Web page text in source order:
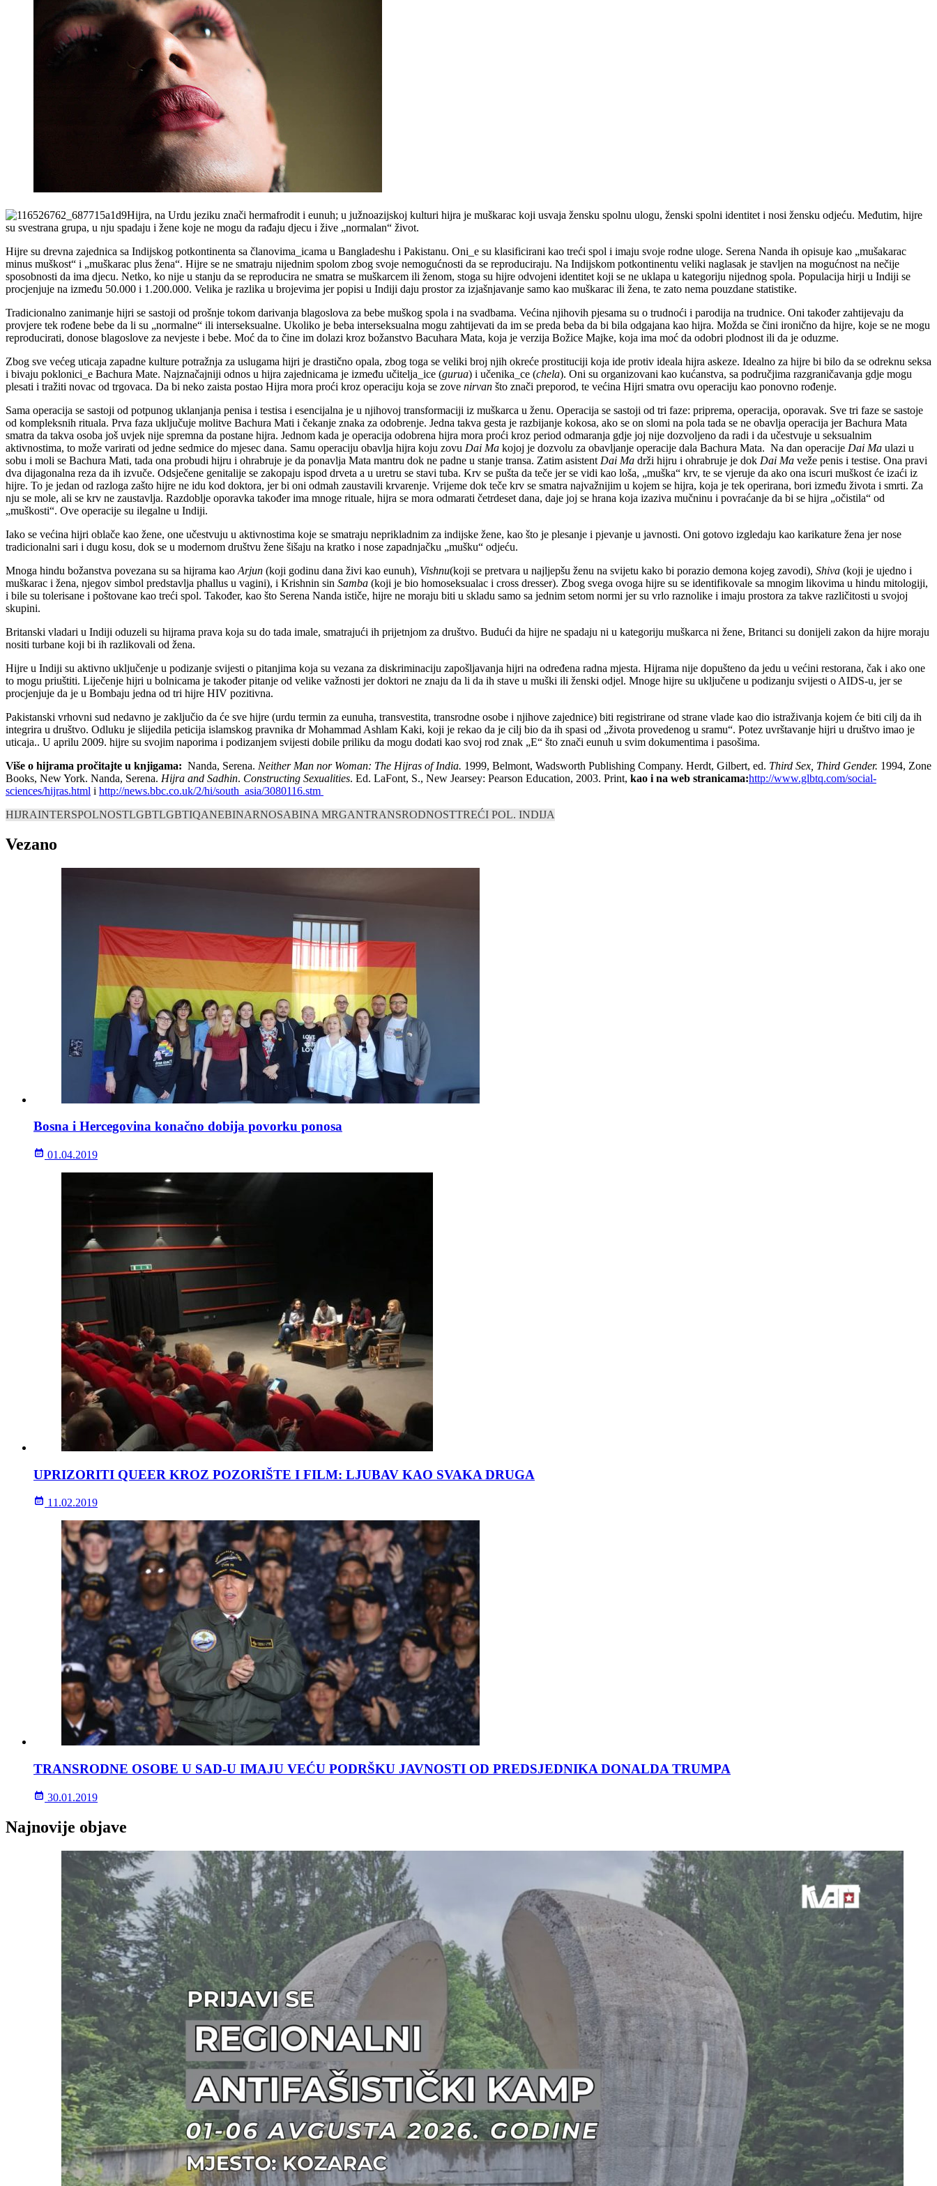
Hijra, na Urdu jeziku znači hermafrodit i eunuh; u južnoazijskoj kulturi hijra je muškarac koji usvaja žensku spolnu ulogu, ženski spolni identitet i nosi žensku odjeću. Međutim, hijre
su svestrana grupa, u nju spadaju i žene koje ne mogu da rađaju djecu i žive „normalan“ život.
Hijre su drevna zajednica sa Indijskog potkontinenta sa članovima_icama u Bangladeshu i Pakistanu. Oni_e su klasificirani kao treći spol i imaju svoje rodne uloge. Serena Nanda ih opisuje kao „mušakarac
minus muškost“ i „muškarac plus žena“. Hijre se ne smatraju nijednim spolom zbog svoje nemogućnosti da se reproduciraju. Na Indijskom potkontinentu veliki naglasak je stavljen na mogućnost na nečije
sposobnosti da ima djecu. Netko, ko nije u stanju da se reproducira ne smatra se muškarcem ili ženom, stoga su hijre odvojeni identitet koji se ne uklapa u kategoriju nijednog spola. Populacija hirji u Indiji se
procjenjuje na između 50.000 i 1.200.000. Velika je razlika u brojevima jer popisi u Indiji daju prostor za izjašnjavanje samo kao muškarac ili žena, te zato nema pouzdane statistike.
Tradicionalno zanimanje hijri se sastoji od prošnje tokom darivanja blagoslova za bebe muškog spola i na svadbama. Većina njihovih pjesama su o trudnoći i parodija na trudnice. Oni također zahtijevaju da
provjere tek rođene bebe da li su „normalne“ ili interseksualne. Ukoliko je beba interseksualna mogu zahtijevati da im se preda beba da bi bila odgajana kao hijra. Možda se čini ironično da hijre, koje se ne mogu
reproducirati, donose blagoslove za nevjeste i bebe. Moć da to čine im dolazi kroz božanstvo Bacuhara Mata, koja je verzija Božice Majke, koja ima moć da odobri plodnost ili da je oduzme.
Zbog sve većeg uticaja zapadne kulture potražnja za uslugama hijri je drastično opala, zbog toga se veliki broj njih okreće prostituciji koja ide protiv ideala hijra askeze. Idealno za hijre bi bilo da se odreknu seksa
i bivaju poklonici_e Bachura Mate. Najznačajniji odnos u hijra zajednicama je između učitelja_ice (gurua) i učenika_ce (chela). Oni su organizovani kao kućanstva, sa područjima razgraničavanja gdje mogu
plesati i tražiti novac od trgovaca. Da bi neko zaista postao Hijra mora proći kroz operaciju koja se zove nirvan što znači preporod, te većina Hijri smatra ovu operaciju kao ponovno rođenje.
Sama operacija se sastoji od potpunog uklanjanja penisa i testisa i esencijalna je u njihovoj transformaciji iz muškarca u ženu. Operacija se sastoji od tri faze: priprema, operacija, oporavak. Sve tri faze se sastoje
od kompleksnih rituala. Prva faza uključuje molitve Bachura Mati i čekanje znaka za odobrenje. Jedna takva gesta je razbijanje kokosa, ako se on slomi na pola tada se ne obavlja operacija jer Bachura Mata
smatra da takva osoba još uvjek nije spremna da postane hijra. Jednom kada je operacija odobrena hijra mora proći kroz period odmaranja gdje joj nije dozvoljeno da radi i da učestvuje u seksualnim
aktivnostima, to može varirati od jedne sedmice do mjesec dana. Samu operaciju obavlja hijra koju zovu Dai Ma kojoj je dozvolu za obavljanje operacije dala Bachura Mata. Na dan operacije Dai Ma ulazi u
sobu i moli se Bachura Mati, tada ona probudi hijru i ohrabruje je da ponavlja Mata mantru dok ne padne u stanje transa. Zatim asistent Dai Ma drži hijru i ohrabruje je dok Dai Ma veže penis i testise. Ona pravi
dva dijagonalna reza da ih izvuče. Odsječene genitalije se zakopaju ispod drveta a u uretru se stavi tuba. Krv se pušta da teče jer se vidi kao loša, „muška“ krv, te se vjeruje da ako ona iscuri muškost će izaći iz
hijre. To je jedan od razloga zašto hijre ne idu kod doktora, jer bi oni odmah zaustavili krvarenje. Vrijeme dok teče krv se smatra najvažnijim u kojem se hijra, koja je tek operirana, bori između života i smrti. Za
nju se mole, ali se krv ne zaustavlja. Razdoblje oporavka također ima mnoge rituale, hijra se mora odmarati četrdeset dana, daje joj se hrana koja izaziva mučninu i povraćanje da bi se hijra „očistila“ od
„muškosti“. Ove operacije su ilegalne u Indiji.
Iako se većina hijri oblače kao žene, one učestvuju u aktivnostima koje se smatraju neprikladnim za indijske žene, kao što je plesanje i pjevanje u javnosti. Oni gotovo izgledaju kao karikature žena jer nose
tradicionalni sari i dugu kosu, dok se u modernom društvu žene šišaju na kratko i nose zapadnjačku „mušku“ odjeću.
Mnoga hindu božanstva povezana su sa hijrama kao Arjun (koji godinu dana živi kao eunuh), Vishnu(koji se pretvara u najljepšu ženu na svijetu kako bi porazio demona kojeg zavodi), Shiva (koji je ujedno i
muškarac i žena, njegov simbol predstavlja phallus u vagini), i Krishnin sin Samba (koji je bio homoseksualac i cross dresser). Zbog svega ovoga hijre su se identifikovale sa mnogim likovima u hindu mitologiji,
i bile su tolerisane i poštovane kao treći spol. Također, kao što Serena Nanda ističe, hijre ne moraju biti u skladu samo sa jednim setom normi jer su vrlo raznolike i imaju prostora za takve različitosti u svojoj
skupini.
Britanski vladari u Indiji oduzeli su hijrama prava koja su do tada imale, smatrajući ih prijetnjom za društvo. Budući da hijre ne spadaju ni u kategoriju muškarca ni žene, Britanci su donijeli zakon da hijre moraju
nositi turbane koji bi ih razlikovali od žena.
Hijre u Indiji su aktivno uključenje u podizanje svijesti o pitanjima koja su vezana za diskriminaciju zapošljavanja hijri na određena radna mjesta. Hijrama nije dopušteno da jedu u većini restorana, čak i ako one
to mogu priuštiti. Liječenje hijri u bolnicama je također pitanje od velike važnosti jer doktori ne znaju da li da ih stave u muški ili ženski odjel. Mnoge hijre su uključene u podizanju svijesti o AIDS-u, jer se
procjenjuje da je u Bombaju jedna od tri hijre HIV pozitivna.
Pakistanski vrhovni sud nedavno je zaključio da će sve hijre (urdu termin za eunuha, transvestita, transrodne osobe i njihove zajednice) biti registrirane od strane vlade kao dio istraživanja kojem će biti cilj da ih
integrira u društvo. Odluku je slijedila peticija islamskog pravnika dr Mohammad Ashlam Kaki, koji je rekao da je cilj bio da ih spasi od „života provedenog u sramu“. Potez uvrštavanje hijri u društvo imao je
uticaja.. U aprilu 2009. hijre su svojim naporima i podizanjem svijesti dobile priliku da mogu dodati kao svoj rod znak „E“ što znači eunuh u svim dokumentima i pasošima.
Više o hijrama pročitajte u knjigama: Nanda, Serena. Neither Man nor Woman: The Hijras of India. 1999, Belmont, Wadsworth Publishing Company. Herdt, Gilbert, ed. Third Sex, Third Gender. 1994, Zone
Books, New York. Nanda, Serena. Hijra and Sadhin. Constructing Sexualities. Ed. LaFont, S., New Jearsey: Pearson Education, 2003. Print, kao i na web stranicama:http://www.glbtq.com/social-
sciences/hijras.html i http://news.bbc.co.uk/2/hi/south_asia/3080116.stm
HIJRAINTERSPOLNOSTLGBTLGBTIQANEBINARNOSABINA MRGANTRANSRODNOSTTREĆI POL. INDIJA
Vezano
Bosna i Hercegovina konačno dobija povorku ponosa
01.04.2019
UPRIZORITI QUEER KROZ POZORIŠTE I FILM: LJUBAV KAO SVAKA DRUGA
11.02.2019
TRANSRODNE OSOBE U SAD-U IMAJU VEĆU PODRŠKU JAVNOSTI OD PREDSJEDNIKA DONALDA TRUMPA
30.01.2019
Najnovije objave